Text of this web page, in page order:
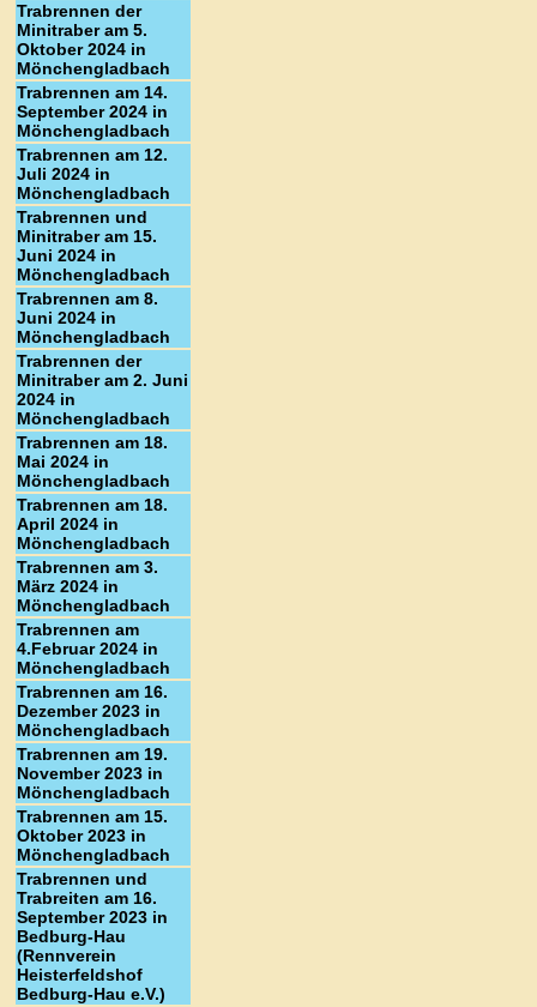
Trabrennen der
Minitraber am 5.
Oktober 2024 in
Mönchengladbach
Trabrennen am 14.
September 2024 in
Mönchengladbach
Trabrennen am 12.
Juli 2024 in
Mönchengladbach
Trabrennen und
Minitraber am 15.
Juni 2024 in
Mönchengladbach
Trabrennen am 8.
Juni 2024 in
Mönchengladbach
Trabrennen der
Minitraber am 2. Juni
2024 in
Mönchengladbach
Trabrennen am 18.
Mai 2024 in
Mönchengladbach
Trabrennen am 18.
April 2024 in
Mönchengladbach
Trabrennen am 3.
März 2024 in
Mönchengladbach
Trabrennen am
4.Februar 2024 in
Mönchengladbach
Trabrennen am 16.
Dezember 2023 in
Mönchengladbach
Trabrennen am 19.
November 2023 in
Mönchengladbach
Trabrennen am 15.
Oktober 2023 in
Mönchengladbach
Trabrennen und
Trabreiten am 16.
September 2023 in
Bedburg-Hau
(Rennverein
Heisterfeldshof
Bedburg-Hau e.V.)